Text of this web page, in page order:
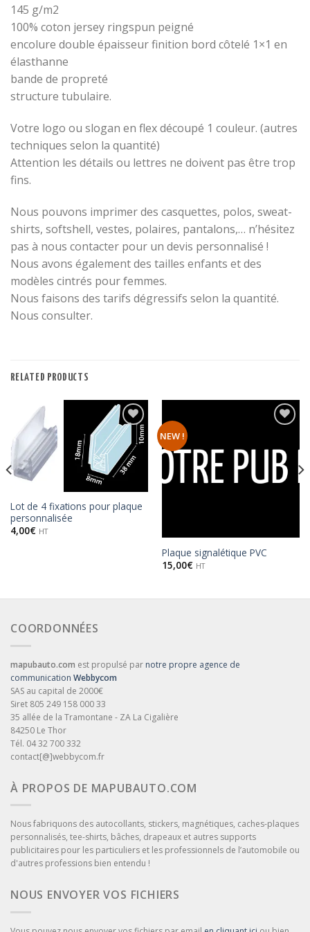
145 g/m2
100% coton jersey ringspun peigné
encolure double épaisseur finition bord côtelé 1×1 en
élasthanne
bande de propreté
structure tubulaire.
Votre logo ou slogan en flex découpé 1 couleur. (autres
techniques selon la quantité)
Attention les détails ou lettres ne doivent pas être trop
fins.
Nous pouvons imprimer des casquettes, polos, sweat-
shirts, softshell, vestes, polaires, pantalons,… n’hésitez
pas à nous contacter pour un devis personnalisé !
Nous avons également des tailles enfants et des
modèles cintrés pour femmes.
Nous faisons des tarifs dégressifs selon la quantité.
Nous consulter.
RELATED PRODUCTS
Ajouter
à la
wishlist
Lot de 4 fixations pour plaque
personnalisée
4,00€ HT
NEW !
wishlist
Plaque signalétique PVC
15,00€ HT
COORDONNÉES
mapubauto.com est propulsé par notre propre agence de
communication Webbycom
SAS au capital de 2000€
Siret 805 249 158 000 33
35 allée de la Tramontane - ZA La Cigalière
84250 Le Thor
Tél. 04 32 700 332
contact[@]webbycom.fr
À PROPOS DE MAPUBAUTO.COM
Nous fabriquons des autocollants, stickers, magnétiques, caches-plaques
personnalisés, tee-shirts, bâches, drapeaux et autres supports
publicitaires pour les particuliers et les professionnels de l’automobile ou
d'autres professions bien entendu !
NOUS ENVOYER VOS FICHIERS